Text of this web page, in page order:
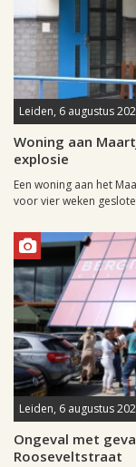
Leiden, 6 augustus
Woning aan
explosie
Een woning aan het
voor vier weken
Leiden, 6 augustus
Ongeval met
Rooseveltstraat